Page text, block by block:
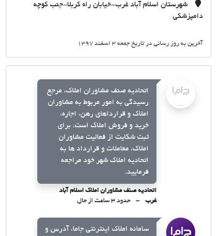
شهرستان اسلام آباد غرب-خیابان راه کربلا-جنب کوچه
دامپزشکی
آخرین به روز رسانی در تاریخ جمعه 3 اسفند 1397
اتحادیه صنف مشاوران املاک، مرجع
رسیدگی به امور مربوط به مشاوران
املاک و قرارداهای رهن، اجاره،
خرید و فروش املاک است. برای
ثبت شکایت از فعالیت مشاوران
املاک، معاملات و قرارداد ها به
اتحادیه املاک شهر خود مراجعه
فرمایید.
اتحادیه صنف مشاوران املاک اسلام آباد
غرب
حدود ۳ ساعت از حال
سامانه املاک اینترنتی جاما، آدرس و